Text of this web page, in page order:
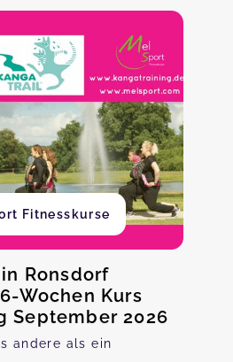
Fitnesskurse
Ronsdorf
Wochen Kurs
September 2026
andere als ein